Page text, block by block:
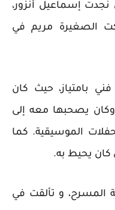
إسماعيل أنزور،
الصغيرة مريم في
بامتياز، حيث كان
وكان يصحبها معه إلى
الموسيقية. كما
كان يحيط به.
المسرح، و تألقت في